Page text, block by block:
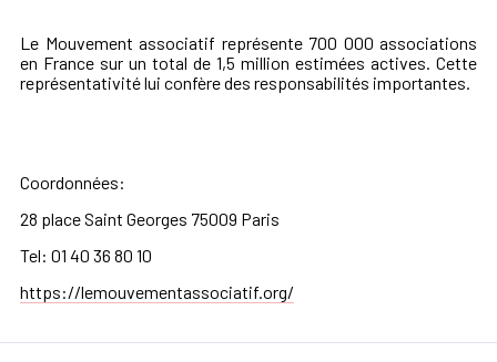
Le Mouvement associatif représente 700 000 associations
en France sur un total de 1,5 million estimées actives. Cette
représentativité lui confère des responsabilités importantes.
Coordonnées:
28 place Saint Georges 75009 Paris
Tel: 01 40 36 80 10
https://lemouvementassociatif.org/